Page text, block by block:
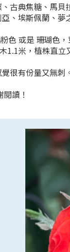
古典焦糖、馬
、埃斯佩蘭、夢
色 或是 珊瑚色
1.1米，植株直
很有份量又無
讀！